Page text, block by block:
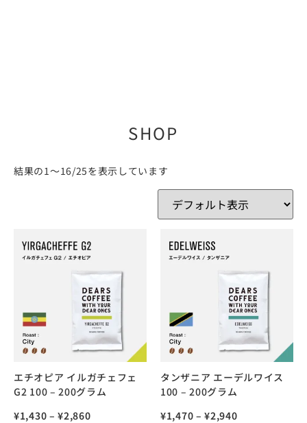
SHOP
結果の1～16/25を表示しています
エチオピア イルガチェフェ
G2 100 – 200グラム
¥1,430 –¥2,860
タンザニア エーデルワイス
100 – 200グラム
¥1,470 –¥2,940